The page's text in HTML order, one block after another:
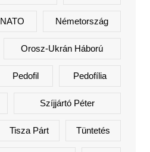
NATO Németország
Orosz-Ukrán Háború
Pedofil Pedofília
Szíjjártó Péter
Tisza Párt Tüntetés